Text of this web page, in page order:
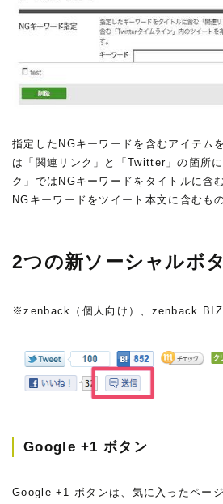
指定したNGキーワードを含むアイテム
は「関連リンク」と「Twitter」の箇所
ク」ではNGキーワードをタイトルに含
NGキーワードをツイート本文に含むも
2つの新ソーシャルボ
※zenback（個人向け）、zenback BIZ
Google +1 ボタン
Google +1 ボタンは、気に入ったペー